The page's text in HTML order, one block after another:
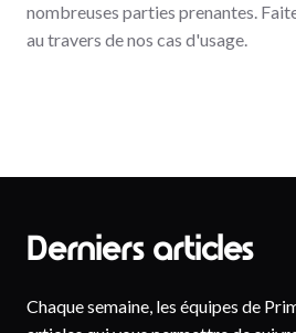
nombreuses parties prenantes.
au travers de nos cas d'usage.
Derniers articles
Chaque semaine, les équipes de